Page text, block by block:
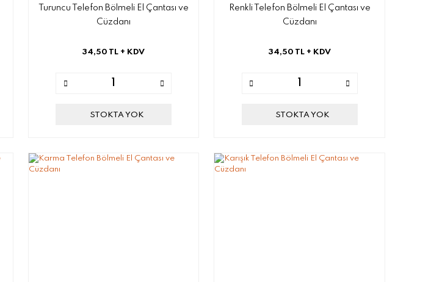
Turuncu Telefon Bölmeli El Çantası ve
Cüzdanı
34,50 TL + KDV
STOKTA YOK
Renkli Telefon Bölmeli El Çantası ve
Cüzdanı
34,50 TL + KDV
STOKTA YOK